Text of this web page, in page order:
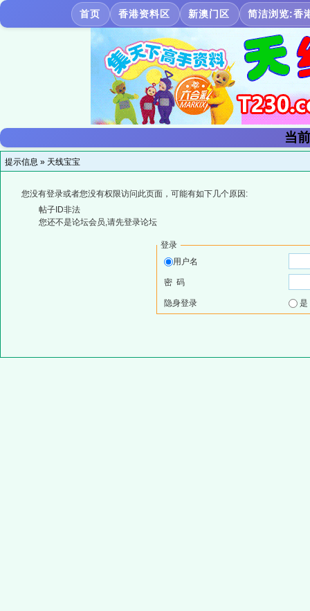
首页 香港资料区 新澳门区 简洁浏览:香
当
提示信息 » 天线宝宝
您没有登录或者您没有权限访问此页面，可能有如下几个原因:
帖子ID非法
您还不是论坛会员,请先登录论坛
登录
用户名
密 码
隐身登录